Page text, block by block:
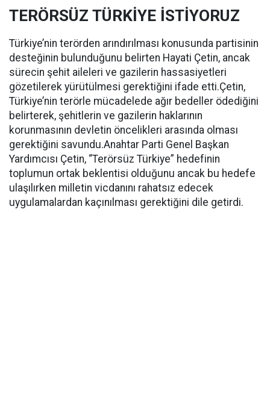
TERÖRSÜZ TÜRKİYE İSTİYORUZ
Türkiye’nin terörden arındırılması konusunda partisinin
desteğinin bulunduğunu belirten Hayati Çetin, ancak
sürecin şehit aileleri ve gazilerin hassasiyetleri
gözetilerek yürütülmesi gerektiğini ifade etti.Çetin,
Türkiye’nin terörle mücadelede ağır bedeller ödediğini
belirterek, şehitlerin ve gazilerin haklarının
korunmasının devletin öncelikleri arasında olması
gerektiğini savundu.Anahtar Parti Genel Başkan
Yardımcısı Çetin, “Terörsüz Türkiye” hedefinin
toplumun ortak beklentisi olduğunu ancak bu hedefe
ulaşılırken milletin vicdanını rahatsız edecek
uygulamalardan kaçınılması gerektiğini dile getirdi.